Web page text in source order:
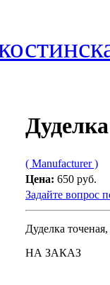
( Manufacturer )
Цена: 650 руб.
Задайте вопрос
Дуделка
НА ЗАКАЗ